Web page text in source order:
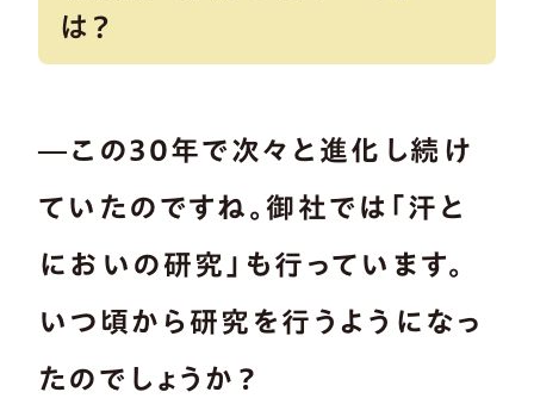
は？
―この30年で次々と進化し続け
ていたのですね。御社では「汗と
においの研究」も行っています。
いつ頃から研究を行うようになっ
たのでしょうか？